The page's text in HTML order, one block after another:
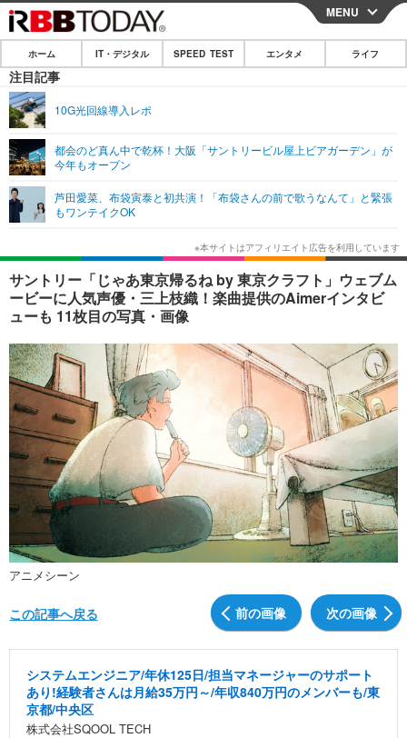
CLOSE
ホーム
IT・デジタル
ネタ
ショッピング その他
SPEED TEST
エンタメ
エンタメTOP
韓国・芸能
音楽 スポーツ
グラビア
ショッピング その他
ライフ
ライフTOP グルメ
ペット ショッピング
その他
リリース一覧
プッシュ通知の停止方法
MENU
ホーム IT・デジタル SPEED TEST エンタメ ライフ
注目記事
10G光回線導入レポ
都会のど真ん中で乾杯！大阪「サントリービル屋上ビアガーデン」が
今年もオープン
芦田愛菜、布袋寅泰と初共演！「布袋さんの前で歌うなんて」と緊張
もワンテイクOK
サントリー「じゃあ東京帰るね by 東京クラフト」ウェブム
ービーに人気声優・三上枝織！楽曲提供のAimerインタビ
ューも 11枚目の写真・画像
アニメシーン
前の画像 次の画像
この記事へ戻る
システムエンジニア/年休125日/担当マネージャーのサポート
あり!経験者さんは月給35万円～/年収840万円のメンバーも/東
京都/中央区
株式会社SQOOL TECH